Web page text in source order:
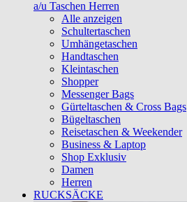
a/u Taschen Herren
Alle anzeigen
Schultertaschen
Umhängetaschen
Handtaschen
Kleintaschen
Shopper
Messenger Bags
Gürteltaschen & Cross Bags
Bügeltaschen
Reisetaschen & Weekender
Business & Laptop
Shop Exklusiv
Damen
Herren
RUCKSÄCKE